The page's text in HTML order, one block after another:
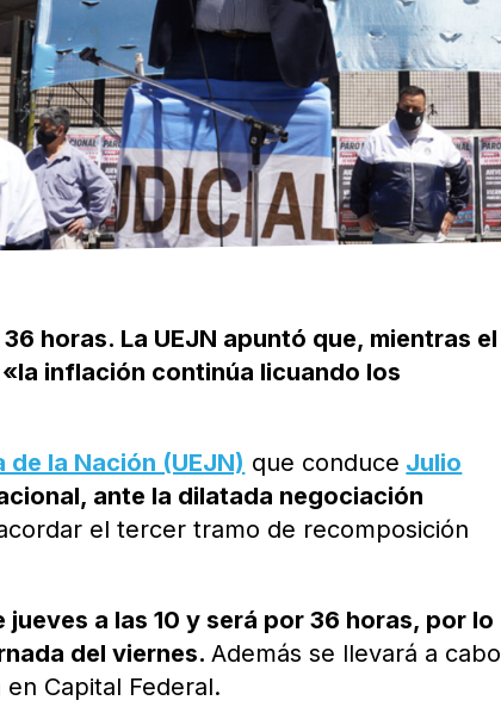
horas. La UEJN apuntó que, mientras el
inflación continúa licuando los
la Nación (UEJN) que conduce Julio
ante la dilatada negociación
el tercer tramo de recomposición
a las 10 y será por 36 horas, por lo
del viernes.Además se llevará a cabo
Capital Federal.